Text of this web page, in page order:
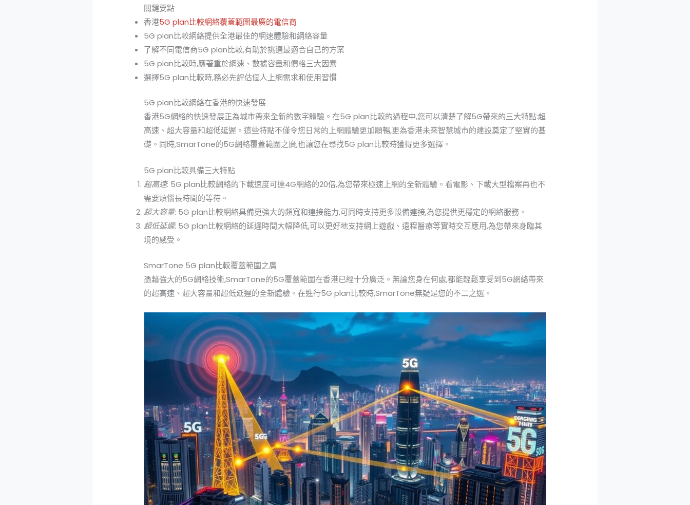
關鍵要點
香港5G plan比較網絡覆蓋範圍最廣的電信商
5G plan比較網絡提供全港最佳的網速體驗和網絡容量
了解不同電信商5G plan比較,有助於挑選最適合自己的方案
5G plan比較時,應著重於網速、數據容量和價格三大因素
選擇5G plan比較時,務必先評估個人上網需求和使用習慣
5G plan比較網絡在香港的快速發展
香港5G網絡的快速發展正為城市帶來全新的數字體驗。在5G plan比較的過程中,您可以清楚了解5G帶來的三大特點:超
高速、超大容量和超低延遲。這些特點不僅令您日常的上網體驗更加順暢,更為香港未來智慧城市的建設奠定了堅實的基
礎。同時,SmarTone的5G網絡覆蓋範圍之廣,也讓您在尋找5G plan比較時獲得更多選擇。
5G plan比較具備三大特點
超高速: 5G plan比較網絡的下載速度可達4G網絡的20倍,為您帶來極速上網的全新體驗。看電影、下載大型檔案再也不
需要煩惱長時間的等待。
超大容量: 5G plan比較網絡具備更強大的頻寬和連接能力,可同時支持更多設備連接,為您提供更穩定的網絡服務。
超低延遲: 5G plan比較網絡的延遲時間大幅降低,可以更好地支持網上遊戲、遠程醫療等實時交互應用,為您帶來身臨其
境的感受。
SmarTone 5G plan比較覆蓋範圍之廣
憑藉強大的5G網絡技術,SmarTone的5G覆蓋範圍在香港已經十分廣泛。無論您身在何處,都能輕鬆享受到5G網絡帶來
的超高速、超大容量和超低延遲的全新體驗。在進行5G plan比較時,SmarTone無疑是您的不二之選。